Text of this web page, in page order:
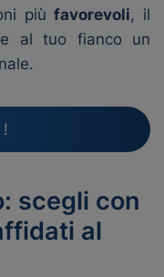
piùfavorevoli, il
al tuo fianco un
scegli con
al